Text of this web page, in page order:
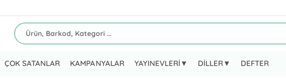
ÇOK SATANLAR KAMPANYALAR YAYINEVLERİ▼ DİLLER▼ DEFTER